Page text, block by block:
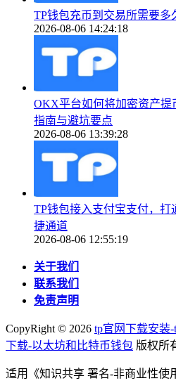
TP钱包充币到交易所需要多
2026-08-06 14:24:18
OKX平台如何将加密资产提
指南与避坑要点
2026-08-06 13:39:28
TP钱包接入支付宝支付，
捷通道
2026-08-06 12:55:19
关于我们
联系我们
免责声明
CopyRight © 2026 tp官网下载安装
下载-以太坊和比特币钱包 版权所
适用《知识共享 署名-非商业性使